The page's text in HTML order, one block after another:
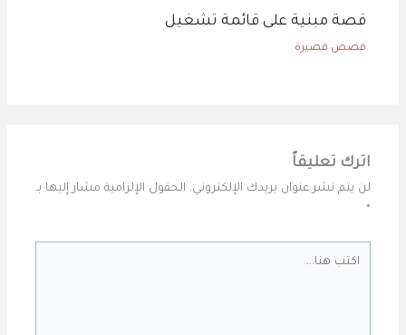
قصة مبنية على قائمة تشغيل
قصص قصيرة
اترك تعليقاً
لن يتم نشر عنوان بريدك الإلكتروني. الحقول الإلزامية مشار إليها بـ
*